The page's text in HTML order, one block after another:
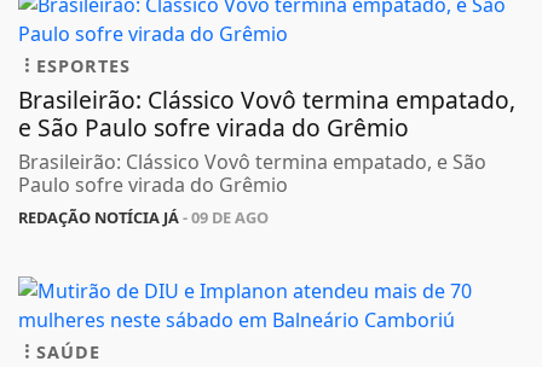
ESPORTES
Brasileirão: Clássico Vovô termina empatado,
e São Paulo sofre virada do Grêmio
Brasileirão: Clássico Vovô termina empatado, e São
Paulo sofre virada do Grêmio
REDAÇÃO NOTÍCIA JÁ- 09 DE AGO
SAÚDE